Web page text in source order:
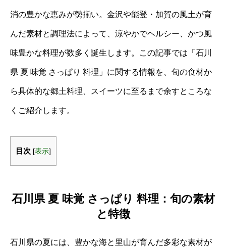
消の豊かな恵みが勢揃い。金沢や能登・加賀の風土が育
んだ素材と調理法によって、涼やかでヘルシー、かつ風
味豊かな料理が数多く誕生します。この記事では「石川
県 夏 味覚 さっぱり 料理」に関する情報を、旬の食材か
ら具体的な郷土料理、スイーツに至るまで余すところな
くご紹介します。
目次 [表示]
石川県 夏 味覚 さっぱり 料理：旬の素材
と特徴
石川県の夏には、豊かな海と里山が育んだ多彩な素材が